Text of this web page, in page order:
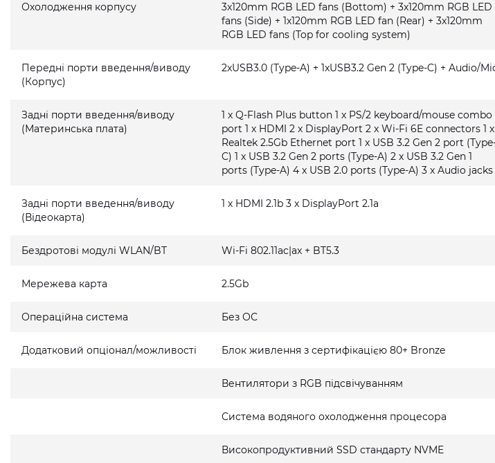
Охолодження корпусу
3x120mm RGB LED fans (Bottom) + 3x120mm RGB LED
fans (Side) + 1x120mm RGB LED fan (Rear) + 3x120mm
RGB LED fans (Top for cooling system)
Передні порти введення/виводу
(Корпус)
2xUSB3.0 (Type-A) + 1xUSB3.2 Gen 2 (Type-C) + Audio/
Задні порти введення/виводу
(Материнська плата)
1 x Q-Flash Plus button 1 x PS/2 keyboard/mouse combo
port 1 x HDMI 2 x DisplayPort 2 x Wi-Fi 6E connectors 1 x
Realtek 2.5Gb Ethernet port 1 x USB 3.2 Gen 2 port
C) 1 x USB 3.2 Gen 2 ports (Type-A) 2 x USB 3.2 Gen 1
ports (Type-A) 4 x USB 2.0 ports (Type-A) 3 x Audio jacks
Задні порти введення/виводу
(Відеокарта)
1 x HDMI 2.1b 3 x DisplayPort 2.1a
Бездротові модулі WLAN/BT Wi-Fi 802.11ac|ax + BT5.3
Мережева карта 2.5Gb
Операційна система Без ОС
Додатковий опціонал/можливості Блок живлення з сертифікацією 80+ Bronze
Вентилятори з RGB підсвічуванням
Система водяного охолодження процесора
Високопродуктивний SSD стандарту NVME